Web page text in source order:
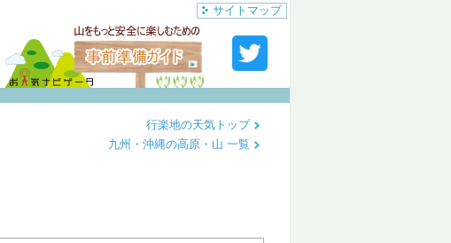
サイトマップ
行楽地の天気トップ
九州・沖縄の高原・山 一覧